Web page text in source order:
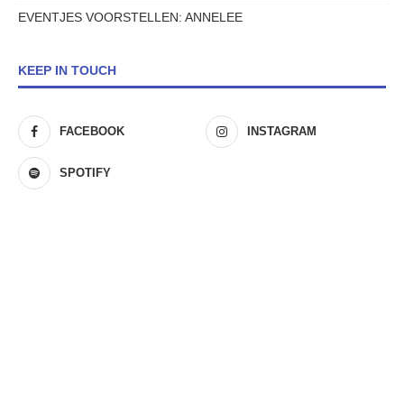
EVENTJES VOORSTELLEN: ANNELEE
KEEP IN TOUCH
FACEBOOK INSTAGRAM
SPOTIFY